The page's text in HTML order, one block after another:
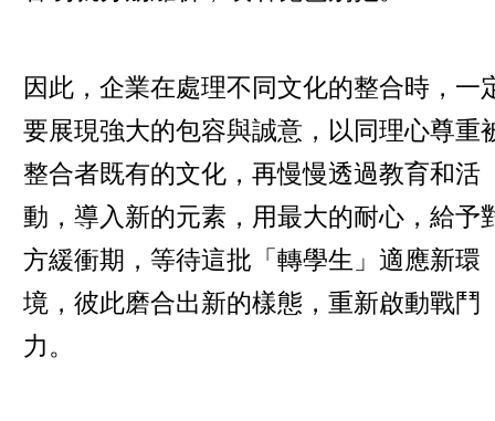
因此，企業在處理不同文化的整合時，一
要展現強大的包容與誠意，以同理心尊重
整合者既有的文化，再慢慢透過教育和活
動，導入新的元素，用最大的耐心，給予
方緩衝期，等待這批「轉學生」適應新環
境，彼此磨合出新的樣態，重新啟動戰鬥
力。